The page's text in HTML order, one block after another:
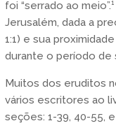
foi “serrado ao
Jerusalém, dada a
1:1) e sua
durante o período de
Muitos dos eruditos
vários escritores ao
seções: 1-39, 40-55,